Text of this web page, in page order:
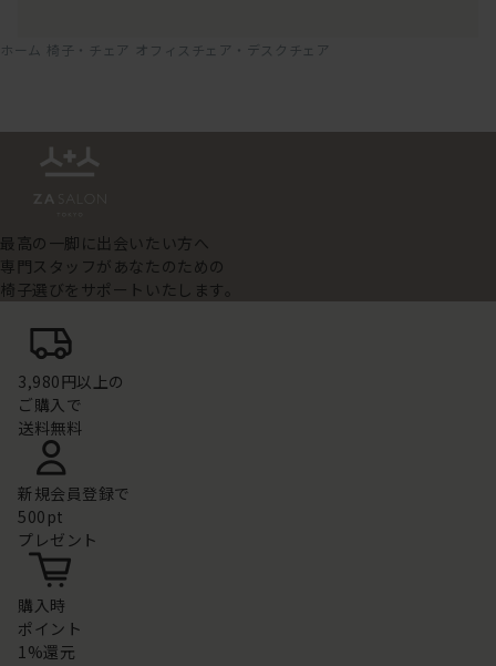
ホーム 椅子・チェア オフィスチェア・デスクチェア
最高の一脚に出会いたい方へ
専門スタッフがあなたのための
椅子選びをサポートいたします。
3,980円以上の
ご購入で
送料無料
新規会員登録で
500pt
プレゼント
購入時
ポイント
1%還元